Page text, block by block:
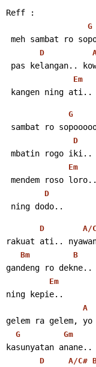
Reff :
G
meh sambat ro
D
pas kelangan..
Em
kangen ning ati..
G
sambat ro
D
mbatin rogo iki..
Em
mendem roso
D
ning dodo..
D A/
rakuat ati..
Bm B
gandeng ro dekne..
Em
ning kepie..
A
gelem ra gelem, yo
G Gm
kasunyatan anane..
D A/C#